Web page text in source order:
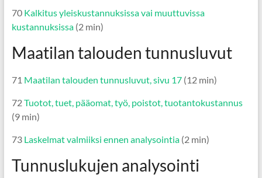
70 Kalkitus yleiskustannuksissa vai muuttuvissa
kustannuksissa(2 min)
Maatilan talouden tunnusluvut
71 Maatilan talouden tunnusluvut, sivu 17(12 min)
72Tuotot, tuet, pääomat, työ, poistot, tuotantokustannus
(9 min)
73 Laskelmat valmiiksi ennen analysointia(2 min)
Tunnuslukujen analysointi